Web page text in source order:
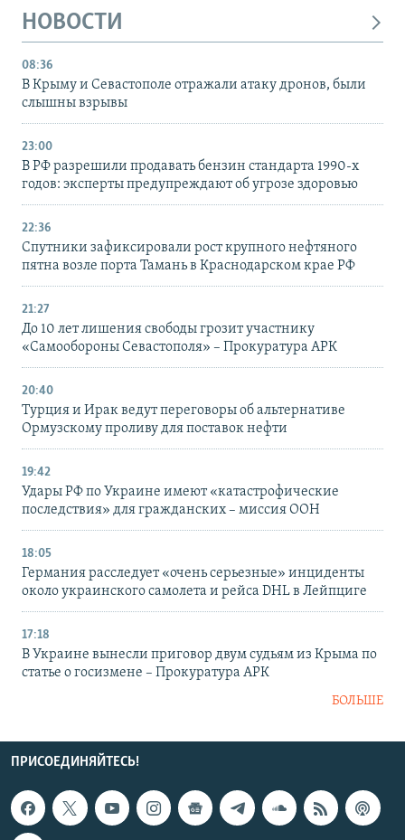
НОВОСТИ
08:36
В Крыму и Севастополе отражали атаку дронов, были
слышны взрывы
23:00
В РФ разрешили продавать бензин стандарта 1990-х
годов: эксперты предупреждают об угрозе здоровью
22:36
Спутники зафиксировали рост крупного нефтяного
пятна возле порта Тамань в Краснодарском крае РФ
21:27
До 10 лет лишения свободы грозит участнику
«Самообороны Севастополя» – Прокуратура АРК
20:40
Турция и Ирак ведут переговоры об альтернативе
Ормузскому проливу для поставок нефти
19:42
Удары РФ по Украине имеют «катастрофические
последствия» для гражданских – миссия ООН
18:05
Германия расследует «очень серьезные» инциденты
около украинского самолета и рейса DHL в Лейпциге
17:18
В Украине вынесли приговор двум судьям из Крыма по
статье о госизмене – Прокуратура АРК
БОЛЬШЕ
ПРИСОЕДИНЯЙТЕСЬ!